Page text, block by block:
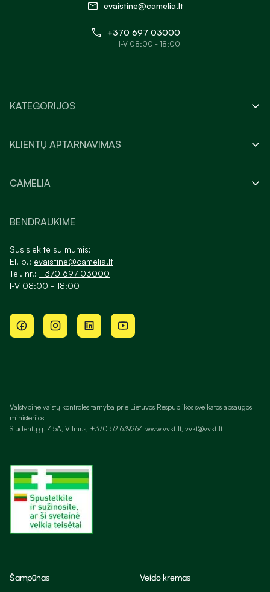
evaistine@camelia.lt
+370 697 03000
I-V 08:00 - 18:00
KATEGORIJOS
KLIENTŲ APTARNAVIMAS
CAMELIA
BENDRAUKIME
Susisiekite su mumis:
El. p.: evaistine@camelia.lt
Tel. nr.: +370 697 03000
I-V 08:00 - 18:00
Valstybinė vaistų kontrolės tarnyba prie Lietuvos Respublikos sveikatos apsaugos
ministerijos
Studentų g. 45A, Vilnius, +370 52 639264 www.vvkt.lt, vvkt@vvkt.lt
Šampūnas Veido kremas